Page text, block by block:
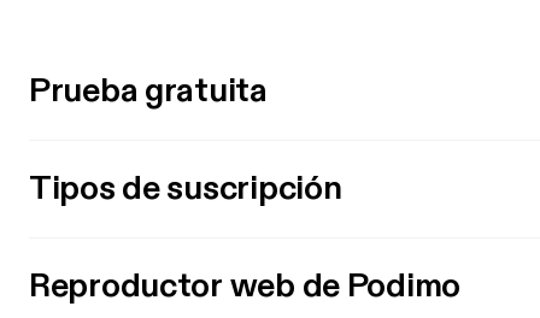
Prueba gratuita
Tipos de suscripción
Reproductor web de Podimo